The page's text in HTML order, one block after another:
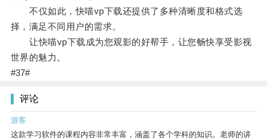
不仅如此，快喵vp下载还提供了多种清晰度和格式选
择，满足不同用户的需求。
让快喵vp下载成为您观影的好帮手，让您畅快享受影视
世界的魅力。
#37#
评论
游客
这款学习软件的课程内容非常丰富，涵盖了各个学科的知识。老师的讲